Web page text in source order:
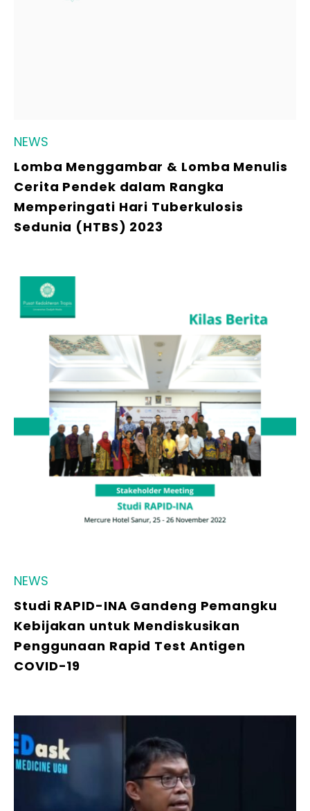
NEWS
Lomba Menggambar & Lomba Menulis
Cerita Pendek dalam Rangka
Memperingati Hari Tuberkulosis
Sedunia (HTBS) 2023
NEWS
Studi RAPID-INA Gandeng Pemangku
Kebijakan untuk Mendiskusikan
Penggunaan Rapid Test Antigen
COVID-19